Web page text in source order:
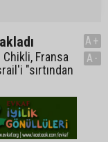
Fransa
"sırtından
A+
A-